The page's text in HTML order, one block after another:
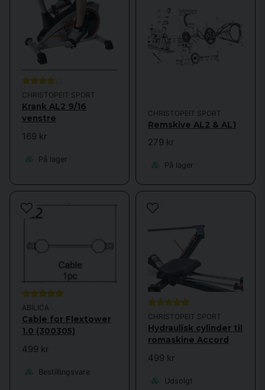
CHRISTOPEIT SPORT
Krank AL2 9/16
venstre
169 kr
På lager
CHRISTOPEIT SPORT
Remskive AL2 & AL1
279 kr
På lager
ABILICA
Cable for Flextower
1.0 (300305)
499 kr
Bestillingsvare
CHRISTOPEIT SPORT
Hydraulisk cylinder til
romaskine Accord
499 kr
Udsolgt